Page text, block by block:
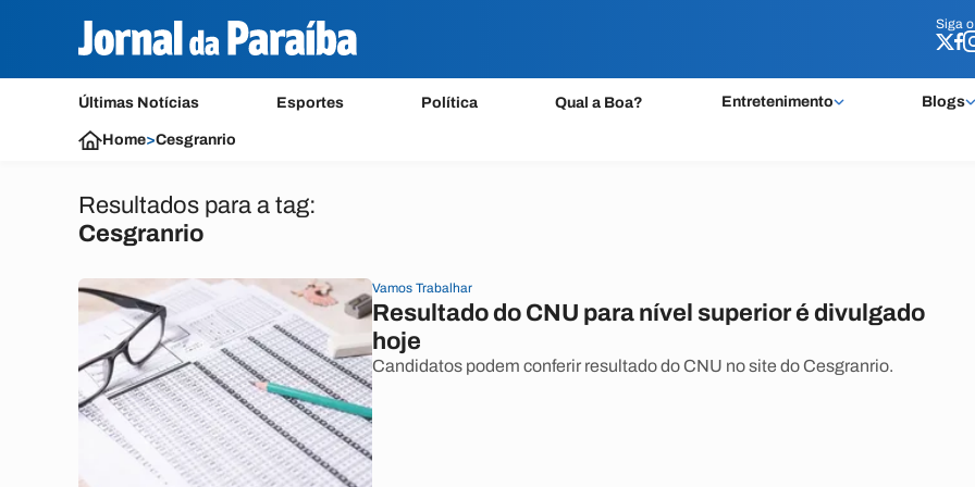
Siga o
Últimas Notícias Esportes Política Qual a Boa? Entretenimento Blogs
Siga o
Home>Cesgranrio
Resultados para a tag:
Cesgranrio
Vamos Trabalhar
Resultado do CNU para nível superior é divulgado
hoje
Candidatos podem conferir resultado do CNU no site do Cesgranrio.